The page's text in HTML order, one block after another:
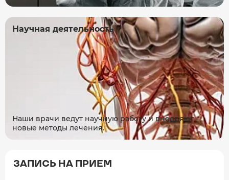
Научная деятельность
Наши врачи ведут научную работу и внедряют
новые методы лечения.
ЗАПИСЬ НА ПРИЕМ